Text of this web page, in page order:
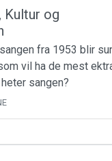
Kultur og
fra 1953 blir
vil ha de mest
sangen?